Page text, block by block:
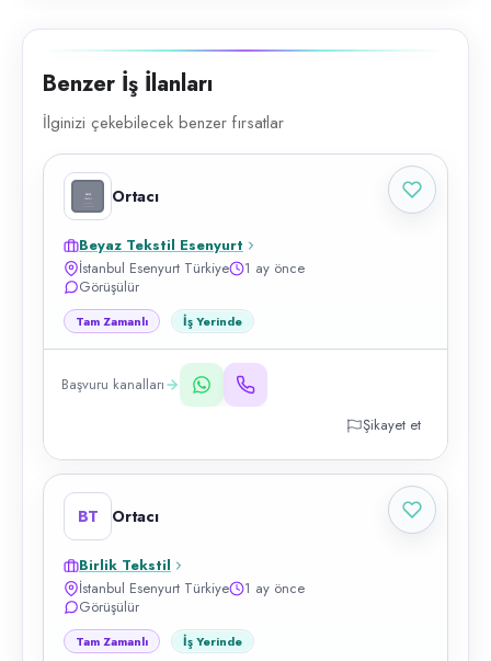
Benzer İş İlanları
İlginizi çekebilecek benzer fırsatlar
Ortacı
Beyaz Tekstil Esenyurt
İstanbul Esenyurt Türkiye
1 ay önce
Görüşülür
Tam Zamanlı İş Yerinde
Başvuru kanalları
Şikayet et
BT Ortacı
Birlik Tekstil
İstanbul Esenyurt Türkiye
1 ay önce
Görüşülür
Tam Zamanlı İş Yerinde